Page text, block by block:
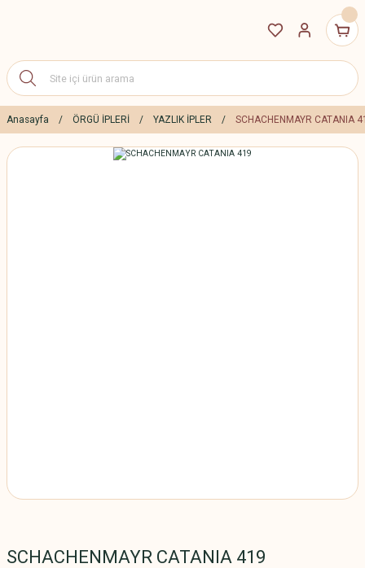
Anasayfa ÖRGÜ İPLERİ YAZLIK İPLER SCHACHENMAYR CATANIA
SCHACHENMAYR CATANIA 419